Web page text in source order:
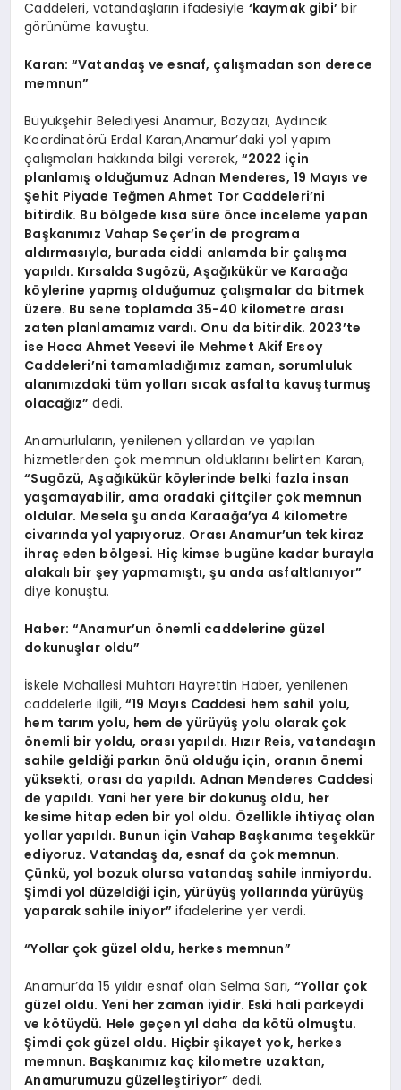
Caddeleri, vatandaşların ifadesiyle ‘kaymak gibi’bir
görünüme kavuştu.
Karan: “Vatandaş ve esnaf, çalışmadan son derece
memnun”
Büyükşehir Belediyesi Anamur, Bozyazı, Aydıncık
Koordinatörü Erdal Karan,Anamur’daki yol yapım
çalışmaları hakkında bilgi vererek,“2022 için
planlamış olduğumuz Adnan Menderes, 19 Mayıs ve
Şehit Piyade Teğmen Ahmet Tor Caddeleri’ni
bitirdik. Bu bölgede kısa süre önce inceleme yapan
Başkanımız Vahap Seçer’in de programa
aldırmasıyla, burada ciddi anlamda bir çalışma
yapıldı. Kırsalda Sugözü, Aşağıkükür ve Karaağa
köylerine yapmış olduğumuz çalışmalar da bitmek
üzere. Bu sene toplamda 35-40 kilometre arası
zaten planlamamız vardı. Onu da bitirdik. 2023’te
ise Hoca Ahmet Yesevi ile Mehmet Akif Ersoy
Caddeleri’ni tamamladığımız zaman, sorumluluk
alanımızdaki tüm yolları sıcak asfalta kavuşturmuş
olacağız”dedi.
Anamurluların, yenilenen yollardan ve yapılan
hizmetlerden çok memnun olduklarını belirten Karan,
“Sugözü, Aşağıkükür köylerinde belki fazla insan
yaşamayabilir, ama oradaki çiftçiler çok memnun
oldular. Mesela şu anda Karaağa’ya 4 kilometre
civarında yol yapıyoruz. Orası Anamur’un tek kiraz
ihraç eden bölgesi. Hiç kimse bugüne kadar burayla
alakalı bir şey yapmamıştı, şu anda asfaltlanıyor”
diye konuştu.
Haber: “Anamur’un önemli caddelerine güzel
dokunuşlar oldu”
İskele Mahallesi Muhtarı Hayrettin Haber, yenilenen
caddelerle ilgili,“19 Mayıs Caddesi hem sahil yolu,
hem tarım yolu, hem de yürüyüş yolu olarak çok
önemli bir yoldu, orası yapıldı. Hızır Reis, vatandaşın
sahile geldiği parkın önü olduğu için, oranın önemi
yüksekti, orası da yapıldı. Adnan Menderes Caddesi
de yapıldı. Yani her yere bir dokunuş oldu, her
kesime hitap eden bir yol oldu. Özellikle ihtiyaç olan
yollar yapıldı. Bunun için Vahap Başkanıma teşekkür
ediyoruz. Vatandaş da, esnaf da çok memnun.
Çünkü, yol bozuk olursa vatandaş sahile inmiyordu.
Şimdi yol düzeldiği için, yürüyüş yollarında yürüyüş
yaparak sahile iniyor” ifadelerine yer verdi.
“Yollar çok güzel oldu, herkes memnun”
Anamur’da 15 yıldır esnaf olan Selma Sarı, “Yollar çok
güzel oldu. Yeni her zaman iyidir. Eski hali parkeydi
ve kötüydü. Hele geçen yıl daha da kötü olmuştu.
Şimdi çok güzel oldu. Hiçbir şikayet yok, herkes
memnun. Başkanımız kaç kilometre uzaktan,
Anamurumuzu güzelleştiriyor”dedi.